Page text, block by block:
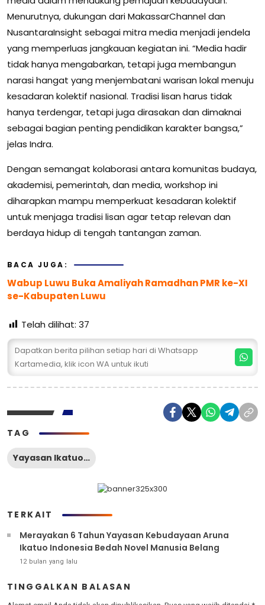
Menurutnya, dukungan dari MakassarChannel dan
NusantaraInsight sebagai mitra media menjadi jendela
yang memperluas jangkauan kegiatan ini. “Media hadir
tidak hanya mengabarkan, tetapi juga membangun
narasi hangat yang menjembatani warisan lokal menuju
kesadaran kolektif nasional. Tradisi lisan harus tidak
hanya terdengar, tetapi juga dirasakan dan dimaknai
sebagai bagian penting pendidikan karakter bangsa,”
jelas Indra.
Dengan semangat kolaborasi antara komunitas budaya,
akademisi, pemerintah, dan media, workshop ini
diharapkan mampu memperkuat kesadaran kolektif
untuk menjaga tradisi lisan agar tetap relevan dan
berdaya hidup di tengah tantangan zaman.
BACA JUGA:
Wabup Luwu Buka Amaliyah Ramadhan PMR ke-XI
se-Kabupaten Luwu
Telah dilihat: 37
Dapatkan berita pilihan setiap hari di Whatsapp
Kartamedia, klik icon WA untuk ikuti
TAG
Yayasan Ikatuo Indonesia
TERKAIT
Merayakan 6 Tahun Yayasan Kebudayaan Aruna
Ikatuo Indonesia Bedah Novel Manusia Belang
12 bulan yang lalu
TINGGALKAN BALASAN